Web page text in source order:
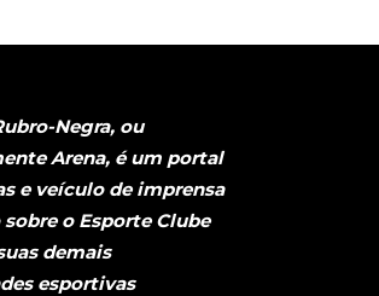
Negra, ou
Arena, é um portal
e veículo de imprensa
o Esporte Clube
demais
esportivas